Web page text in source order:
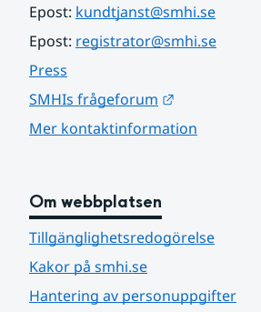
Epost: kundtjanst@smhi.se
Epost: registrator@smhi.se
Press
SMHIs frågeforum
Mer kontaktinformation
Om webbplatsen
Tillgänglighetsredogörelse
Kakor på smhi.se
Hantering av personuppgifter